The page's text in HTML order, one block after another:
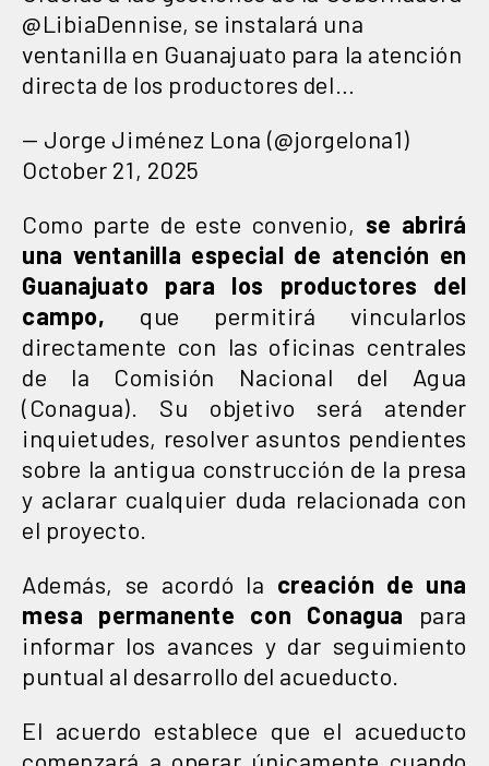
@LibiaDennise, se instalará una
ventanilla en Guanajuato para la atención
directa de los productores del…
— Jorge Jiménez Lona (@jorgelona1)
October 21, 2025
Como parte de este convenio, se abrirá
una ventanilla especial de atención en
Guanajuato para los productores del
campo, que permitirá vincularlos
directamente con las oficinas centrales
de la Comisión Nacional del Agua
(Conagua). Su objetivo será atender
inquietudes, resolver asuntos pendientes
sobre la antigua construcción de la presa
y aclarar cualquier duda relacionada con
el proyecto.
Además, se acordó la creación de una
mesa permanente con Conagua para
informar los avances y dar seguimiento
puntual al desarrollo del acueducto.
El acuerdo establece que el acueducto
comenzará a operar únicamente cuando